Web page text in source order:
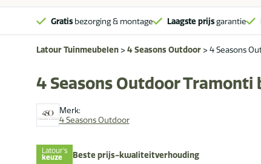
Gratis bezorging & montage Laagste prijsgarantie
Latour Tuinmeubelen> 4 Seasons Outdoor> 4 Seasons
Merk:
4 Seasons Outdoor
4 Seasons Outdoor
Latour's
keuze Beste prijs-kwaliteitverhouding